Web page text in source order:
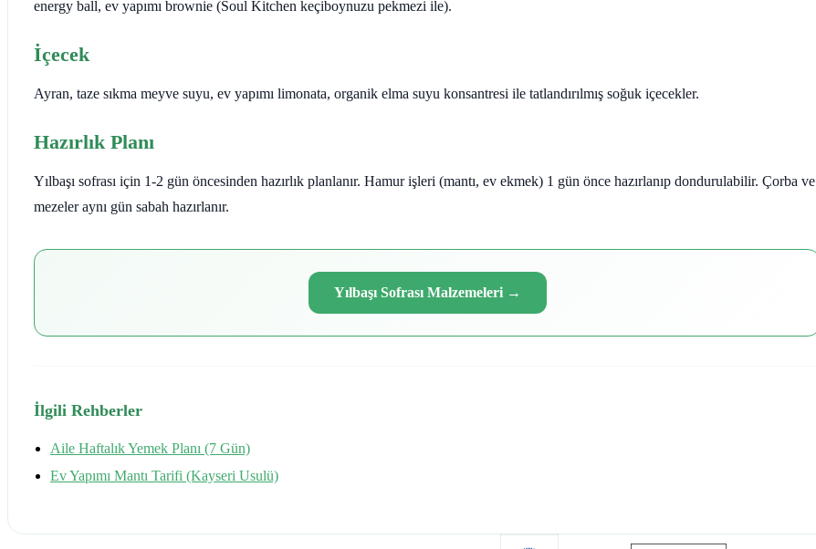
energy ball, ev yapımı brownie (Soul Kitchen keçiboynuzu pekmezi ile).
İçecek
Ayran, taze sıkma meyve suyu, ev yapımı limonata, organik elma suyu konsantresi ile tatlandırılmış soğuk içecekler.
Hazırlık Planı
Yılbaşı sofrası için 1-2 gün öncesinden hazırlık planlanır. Hamur işleri (mantı, ev ekmek) 1 gün önce hazırlanıp dondurulabilir. Çorba ve
mezeler aynı gün sabah hazırlanır.
Yılbaşı Sofrası Malzemeleri→
İlgili Rehberler
Aile Haftalık Yemek Planı (7 Gün)
Ev Yapımı Mantı Tarifi (Kayseri Usulü)